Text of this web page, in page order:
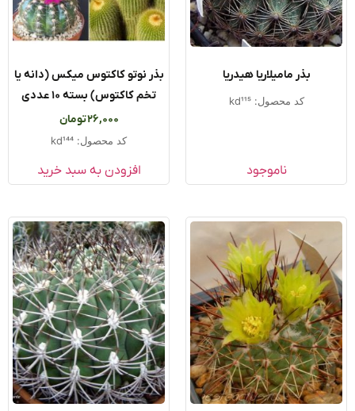
بذر مامیلاریا هیدریا
کد محصول: kd115
ناموجود
بذر نوتو کاکتوس میکس (دانه یا
تخم کاکتوس) بسته ۱۰ عددی
26,000تومان
کد محصول: kd144
افزودن به سبد خرید